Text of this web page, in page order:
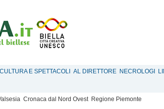
CULTURA E SPETTACOLI AL DIRETTORE NECROLOGI
Cronaca dal Nord Ovest Regione Piemonte